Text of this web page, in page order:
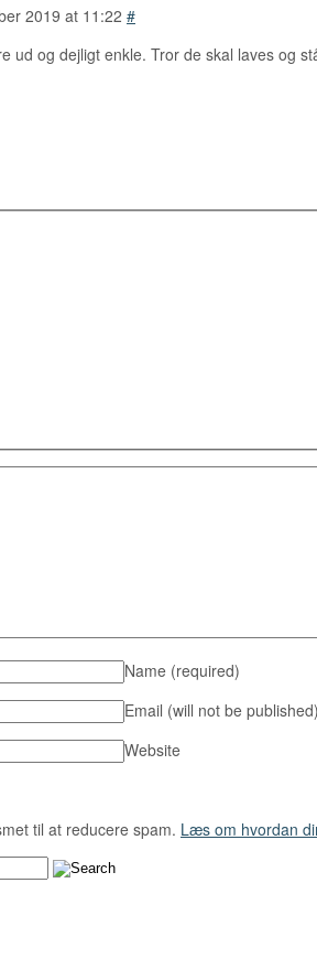
2019 at 11:22 #
ud og dejligt enkle. Tror de skal laves og
Name (required)
Email (will not be published)
Website
til at reducere spam. Læs om hvordan